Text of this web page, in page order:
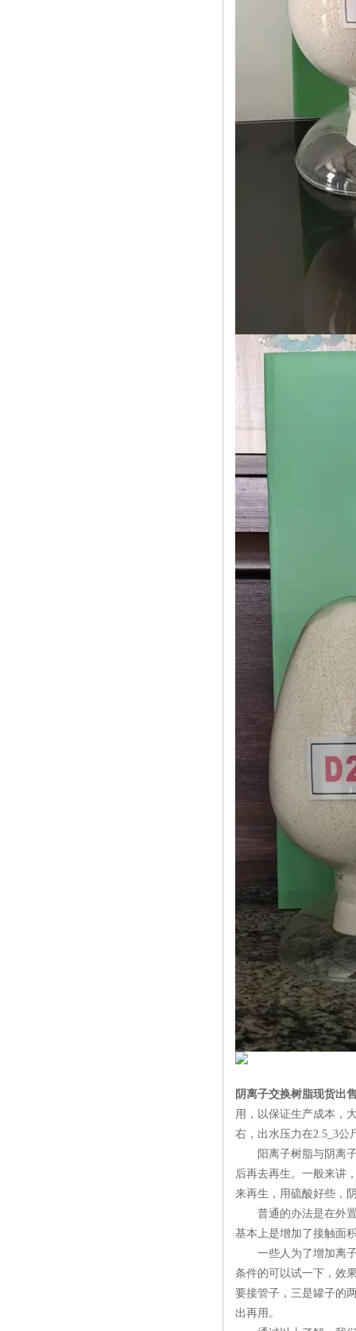
阴离子交换树脂现货出
用，以保证生产成本，
右，出水压力在2.5_3公
阳离子树脂与阴离子
后再去再生。一般来讲
来再生，用硫酸好些，
普通的办法是在外置
基本上是增加了接触面
一些人为了增加离子
条件的可以试一下，效
要接管子，三是罐子的
出再用。